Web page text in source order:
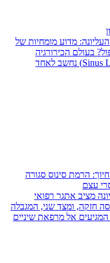
מדוע מומחיות של
בעולם הכירורגיה
הדנטלית המודרנית, ניתוח הרמת סינוס (Sinus Lift) נחשב לאחד
הרמת סינוס סגורה
עצם
מציב אתגר רפואי
חזקה, ומצד שני, המגבלה
אל מרפאת שיניים